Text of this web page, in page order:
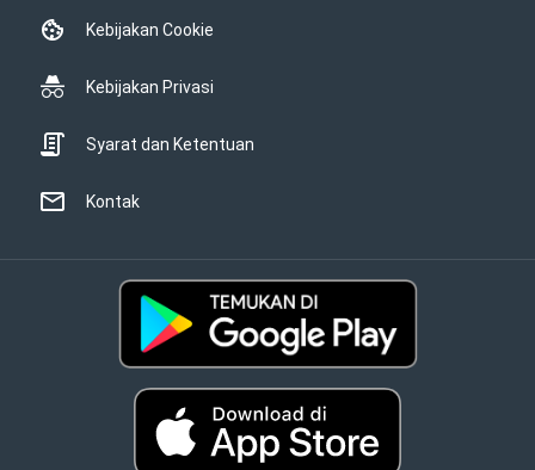
Kebijakan Cookie
Kebijakan Privasi
Syarat dan Ketentuan
Kontak